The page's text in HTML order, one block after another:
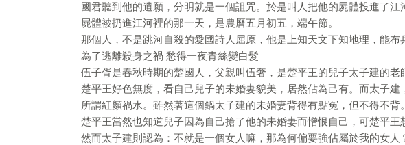
國君聽到他的遺願，分明就是一個詛咒。於是叫人把他的屍體投進了江
屍體被扔進江河裡的那一天，是農曆五月初五，端午節。
那個人，不是跳河自殺的愛國詩人屈原，他是上知天文下知地理，能布
為了逃離殺身之禍 愁得一夜青絲變白髮
伍子胥是春秋時期的楚國人，父親叫伍奢，是楚平王的兒子太子建的老
楚平王好色無度，看自己兒子的未婚妻貌美，居然佔為己有。而太子建
所謂紅顏禍水。雖然著這個鍋太子建的未婚妻背得有點冤，但不得不背。
楚平王當然也知道兒子因為自己搶了他的未婚妻而憎恨自己，可楚平王
然而太子建則認為：不就是一個女人嘛，那為何偏要強佔屬於我的女人